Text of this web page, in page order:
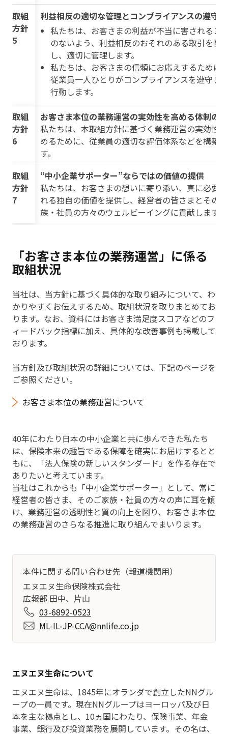
取組
方針
5
利益相反の適切な管理とコンプライアンスの遵守
私たちは、お客さまの利益が不当に害されるこ
のないよう、利益相反のおそれのある取引を防
し、適切に管理します。
私たちは、お客さまの信頼にお応えするために
従業員一人ひとりがコンプライアンスを遵守し
行動します。
取組
方針
6
お客さま本位の業務運営の実効性を高める体制の
私たちは、本取組方針に基づく業務運営の実効性
めるために、従業員の適切な評価体系などを構築
す。
取組
方針
7
“中小企業サポーター”ならではの価値の提供
私たちは、お客さまの想いに寄り添い、真に必要
れる独自の価値を提供し、経営者の皆さまとその
族・社員の方々のウェルビーイングに貢献します。
「お客さま本位の業務運営」に係る
取組状況
当社は、当方針に基づく具体的な取り組みについて、わ
かりやすくお伝えするため、取組状況を取りまとめてお
ります。なお、資料にはお客さま満足度スコアなどのフ
ィードバック指標に加え、具体的な改善事例も掲載して
おります。
当方針及び取組状況の詳細については、下記のページを
ご参照ください。
お客さま本位の業務運営について
40年にわたり日本の中小企業と共に歩んできた私たち
は、保険本来の趣旨である保障を確実にお届けするとと
もに、「法人保険の新しいスタンダード」を作る存在で
ありたいと考えています。
当社はこれからも「中小企業サポーター」として、常に
経営者の皆さま、そのご家族・社員の方々の声に耳を傾
け、業務運営の透明性と質の向上を図り、お客さま本位
の業務運営のさらなる推進に取り組んでまいります。
本件に関する問い合わせ先（報道機関用）
エヌエヌ生命保険株式会社
広報部 田中、片山
03-6892-0523
ML-IL-JP-CCA@nnlife.co.jp
エヌエヌ生命について
エヌエヌ生命は、1845年にオランダで創立したNNグル
ープの一員です。現在NNグループはヨーロッパ及び日
本を主な拠点とし、10ヵ国にわたり、保険事業、年金
事業、銀行及び投資業務を展開しています。その名は、